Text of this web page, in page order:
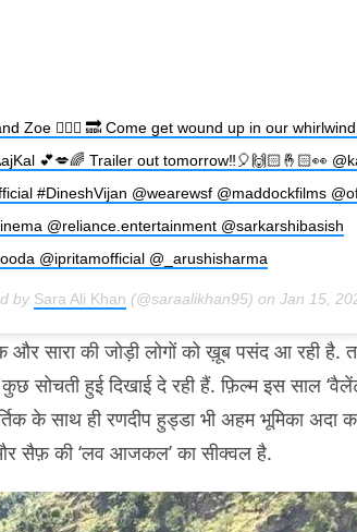
Zoe 👩‍❤️‍👨 🔜 Come get wound up in our
💕💋🌈 Trailer out tomorrow‼️🎈🙌🏻🤞🏻👀
#DineshVijan @wearewsf @maddockfilms
@reliance.entertainment @sarkarshibasish
@ipritamofficial @_arushisharma
by Sara Ali Khan (@saraalikhan95) on Jan 15,
और सारा की जोड़ी लोगों को ख़ूब पसंद आ रही है.
कुछ सोचती हुई दिखाई दे रही हैं. फ़िल्म इस साल
के साथ ही रणदीप हुड्डा भी अहम भूमिका अदा
और सैफ़ की ‘लव आजकल’ का सीक्वल है.